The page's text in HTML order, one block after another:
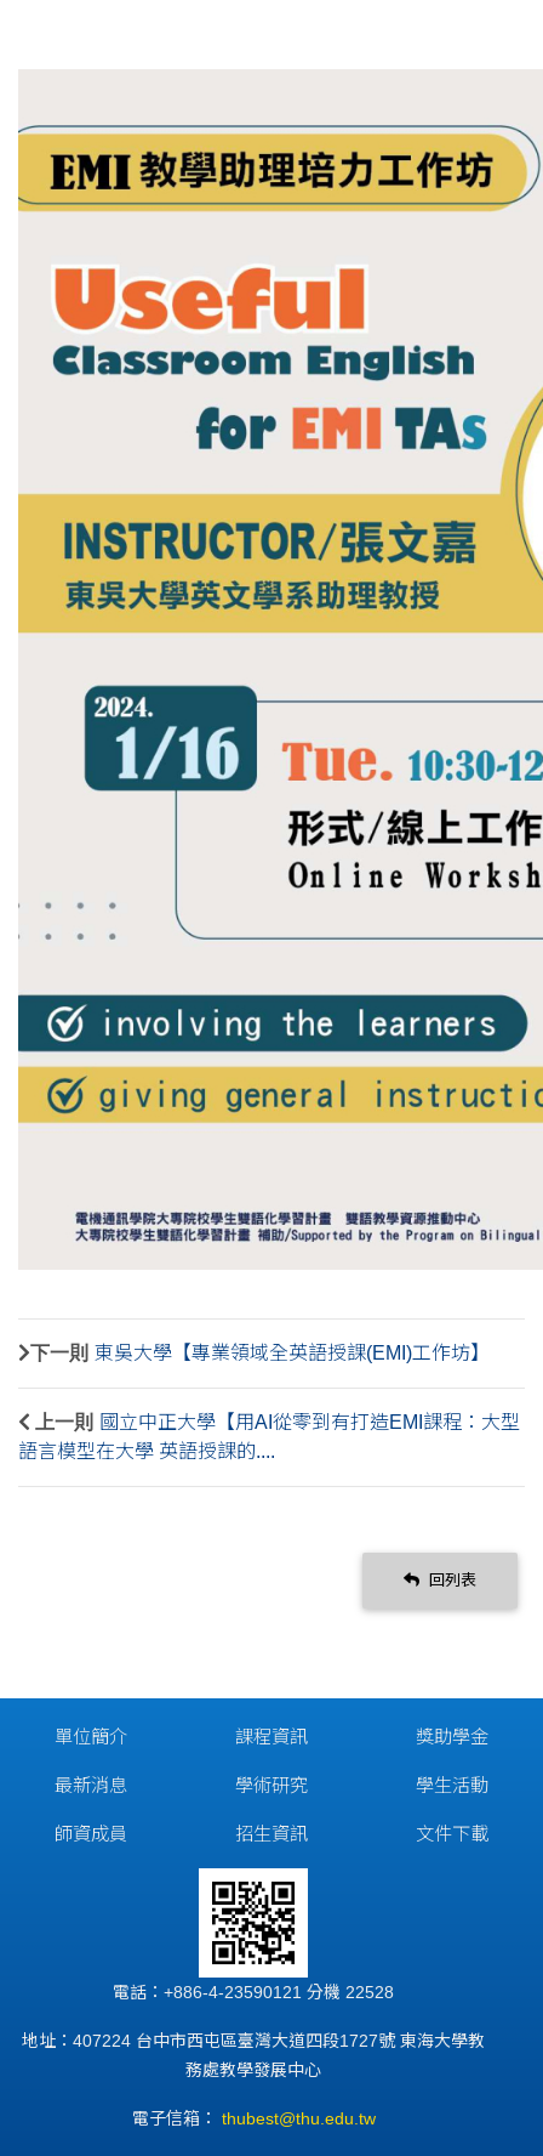
下一則 東吳大學【專業領域全英語授課(EMI)工作坊】
上一則
國立中正大學【用AI從零到有打造EMI課程：大型
語言模型在大學 英語授課的....
回列表
單位簡介
最新消息
師資成員
課程資訊
學術研究
招生資訊
獎助學金
學生活動
文件下載
電話：+886-4-23590121 分機 22528
地址：407224 台中市西屯區臺灣大道四段1727號 東海大學教
務處教學發展中心
電子信箱： thubest@thu.edu.tw